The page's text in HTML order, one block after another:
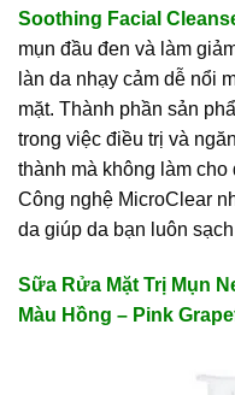
Soothing Facial
mụn đầu đen và làm
làn da nhạy cảm dễ nổi
mặt. Thành phần sản
trong việc điều trị và
thành mà không làm
Công nghệ MicroClear
da giúp da bạn luôn
Sữa Rửa Mặt Trị Mụn
Màu Hồng – Pink